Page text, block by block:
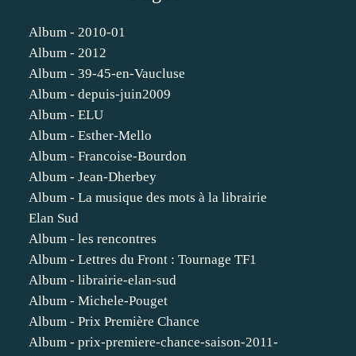
Album - 2010-01
Album - 2012
Album - 39-45-en-Vaucluse
Album - depuis-juin2009
Album - ELU
Album - Esther-Mello
Album - Francoise-Bourdon
Album - Jean-Dherbey
Album - La musique des mots à la librairie
Elan Sud
Album - les rencontres
Album - Lettres du Front : Tournage TF1
Album - librairie-elan-sud
Album - Michele-Pouget
Album - Prix Première Chance
Album - prix-premiere-chance-saison-2011-